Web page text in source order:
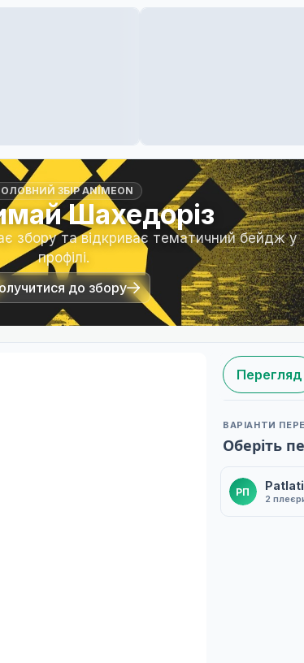
ЗБІР ANIMEON
Шахедоріз
збору та відкриває тематичний бейдж у
профілі.
до збору
Перегляд
ВАРІАНТИ
Оберіть
PП
2